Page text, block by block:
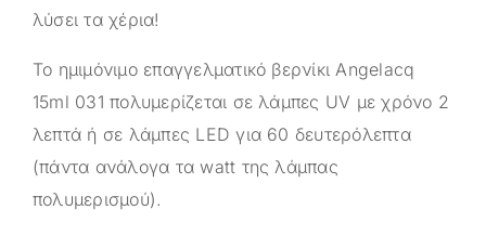
λύσει τα χέρια!
Το ημιμόνιμο επαγγελματικό βερνίκι Angelacq
15ml 031 πολυμερίζεται σε λάμπες UV με χρόνο 2
λεπτά ή σε λάμπες LED για 60 δευτερόλεπτα
(πάντα ανάλογα τα watt της λάμπας
πολυμερισμού).